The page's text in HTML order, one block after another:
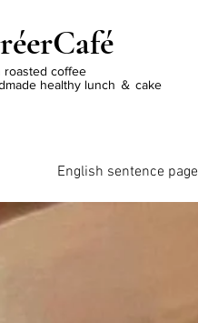
roasted coffee
healthy lunch ＆ cake
English sentence page